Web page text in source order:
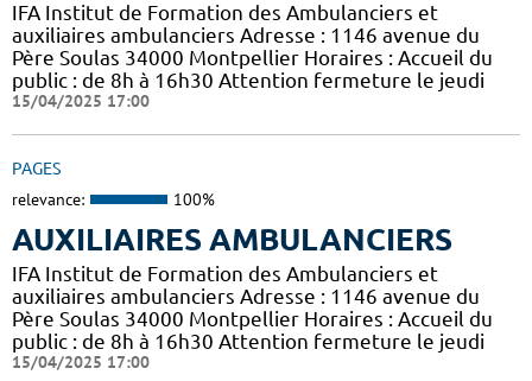
IFA Institut de Formation des Ambulanciers et
auxiliaires ambulanciers Adresse : 1146 avenue du
Père Soulas 34000 Montpellier Horaires : Accueil du
public : de 8h à 16h30 Attention fermeture le jeudi
15/04/2025 17:00
PAGES
relevance: 100%
AUXILIAIRES AMBULANCIERS
IFA Institut de Formation des Ambulanciers et
auxiliaires ambulanciers Adresse : 1146 avenue du
Père Soulas 34000 Montpellier Horaires : Accueil du
public : de 8h à 16h30 Attention fermeture le jeudi
15/04/2025 17:00